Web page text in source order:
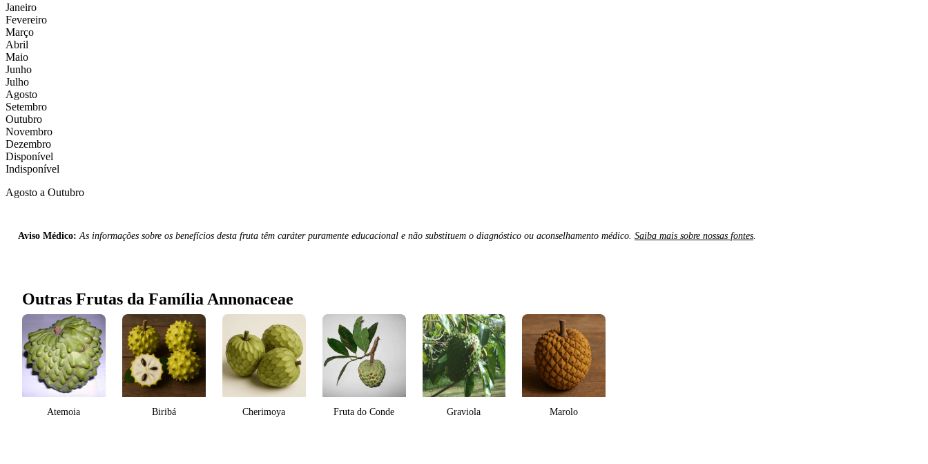
Janeiro
Fevereiro
Março
Abril
Maio
Junho
Julho
Agosto
Setembro
Outubro
Novembro
Dezembro
Disponível
Indisponível
Agosto a Outubro
Aviso Médico: As informações sobre os benefícios desta fruta têm caráter puramente educacional e não substituem o diagnóstico ou aconselhamento médico. Saiba mais sobre nossas fontes
Outras Frutas da Família Annonaceae
Atemoia Biribá Cherimoya Fruta do Conde Graviola Marolo